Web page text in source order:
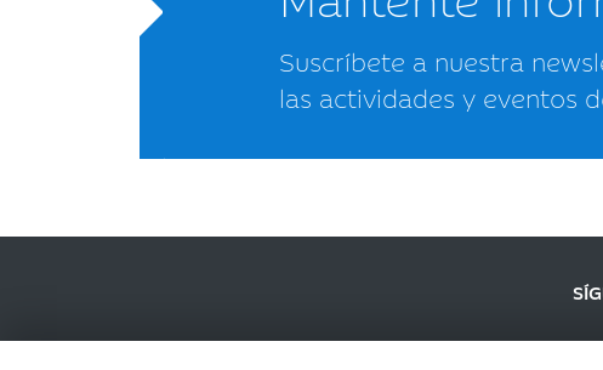
Suscríbete a nuestra
las actividades y eventos